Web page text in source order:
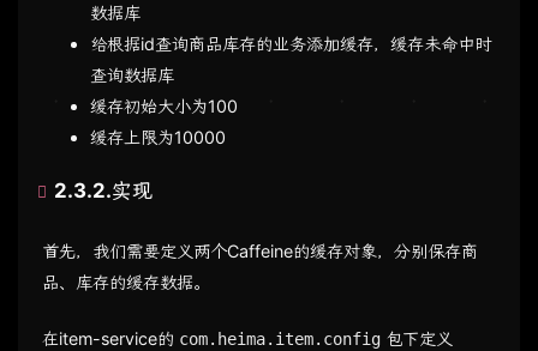
数据库
给根据id查询商品库存的业务添加缓存，缓存未命中时
查询数据库
缓存初始大小为100
缓存上限为10000
2.3.2.实现
首先，我们需要定义两个Caffeine的缓存对象，分别保存商
品、库存的缓存数据。
在item-service的 com.heima.item.config 包下定义